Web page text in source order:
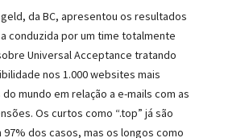
da BC, apresentou os resultados
conduzida por um time totalmente
Universal Acceptance tratando
nos 1.000 websites mais
mundo em relação a e-mails com as
Os curtos como “.top” já são
dos casos, mas os longos como